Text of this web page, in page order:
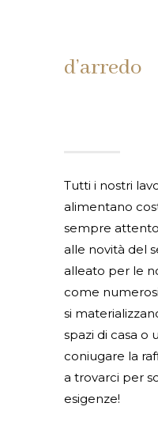
d’arredo
Tutti i nostri
alimentano
sempre
alle novità del
alleato per le
come
si
spazi di casa o
coniugare la
a trovarci per
esigenze!